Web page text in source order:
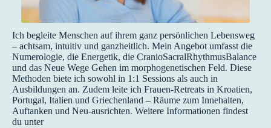
Ich begleite Menschen auf ihrem ganz persönlichen Lebensweg
– achtsam, intuitiv und ganzheitlich. Mein Angebot umfasst die
Numerologie, die Energetik, die CranioSacralRhythmusBalance
und das Neue Wege Gehen im morphogenetischen Feld. Diese
Methoden biete ich sowohl in 1:1 Sessions als auch in
Ausbildungen an. Zudem leite ich Frauen-Retreats in Kroatien,
Portugal, Italien und Griechenland – Räume zum Innehalten,
Auftanken und Neu-ausrichten. Weitere Informationen findest
du unter